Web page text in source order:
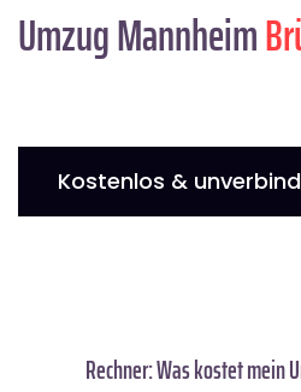
Umzug Mannheim
Kostenlos &
Rechner: Was kostet mein